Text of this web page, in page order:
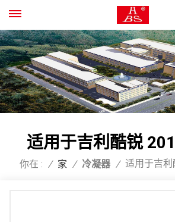
适用于吉利酷锐
你在 : / 家 / 冷凝器 / 适用于吉